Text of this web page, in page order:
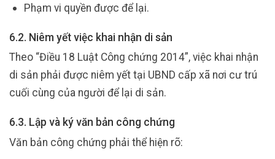
Phạm vi quyền được để lại.
6.2. Niêm yết việc khai nhận di sản
Theo “Điều 18 Luật Công chứng 2014”, việc khai nhận
di sản phải được niêm yết tại UBND cấp xã nơi cư trú
cuối cùng của người để lại di sản.
6.3. Lập và ký văn bản công chứng
Văn bản công chứng phải thể hiện rõ: